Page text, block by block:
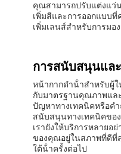
เกี่ยวกับเรา
การควบคุมคุณภาพ
ติดต่อเรา
ข่าว
กรณี
คุณสามารถปรับแต่งแว่
เพิ่มสีและการออกแบบ
เพิ่มเลนส์สําหรับการม
การสนับสนุนแล
หน้ากากดําน้ําสําหรับผู้
กับมาตรฐานคุณภาพแล
ปัญหาทางเทคนิคหรือคํ
สนับสนุนทางเทคนิคขอ
เรายังให้บริการหลายอ
ของคุณอยู่ในสภาพที่ดีที่
ใต้น้ําครั้งต่อไป